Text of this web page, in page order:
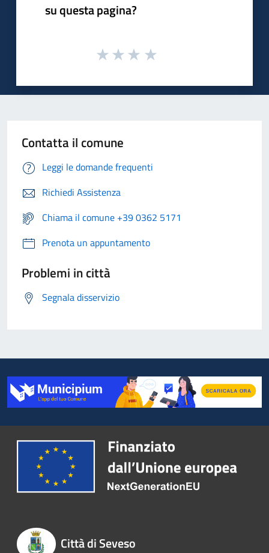
su questa pagina?
Contatta il comune
Leggi le domande frequenti
Richiedi Assistenza
Chiama il comune +39 0362 5171
Prenota un appuntamento
Problemi in città
Segnala disservizio
Città di Seveso